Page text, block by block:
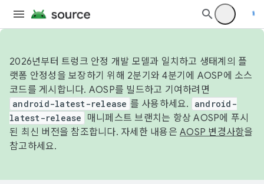
2026년부터 트렁크 안정 개발 모델과 일치하고 생태계의 플
랫폼 안정성을 보장하기 위해 2분기와 4분기에 AOSP에 소스
코드를 게시합니다. AOSP를 빌드하고 기여하려면
android-latest-release 를 사용하세요.
android-
latest-release
매니페스트 브랜치는 항상 AOSP에 푸시
된 최신 버전을 참조합니다. 자세한 내용은 AOSP 변경사항을
참고하세요.